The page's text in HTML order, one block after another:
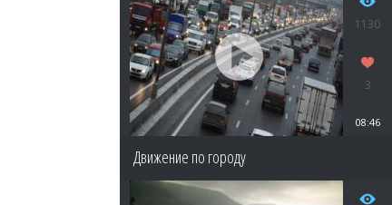
1130
3
08:46
Движение по городу